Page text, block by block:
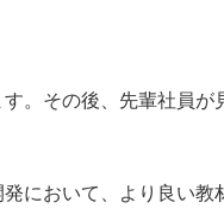
。その後、先輩社員が
において、より良い